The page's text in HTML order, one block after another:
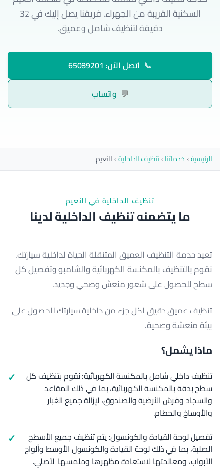
السكنية القريبة من الجهراء. فريقنا يصل إليك في 32
دقيقة لتنظيف شامل وعميق.
📞 اتصل الآن: 65089201
💬 واتساب
الرئيسية›خدماتنا›تنظيف الداخلية›النعيم
تنظيف الداخلية في النعيم
ما يتضمنه تنظيف الداخلية لدينا
تعيد خدمة التنظيف العميق المتنقلة الحياة لداخلية سيارتك.
نقوم بالتنظيف بالمكنسة الكهربائية والشامبو وتفصيل كل
سطح للحصول على شعور منعش وصحي وجديد.
تنظيف عميق دقيق لكل جزء من داخلية سيارتك للحصول على
بيئة منعشة وصحية.
ماذا يشمل؟
تنظيف داخلي شامل بالمكنسة الكهربائية: نقوم بتنظيف كل
سطح بدقة بالمكنسة الكهربائية، بما في ذلك المقاعد
والسجاد وفرش الأرضية والصندوق، لإزالة جميع الغبار
والأوساخ والحطام.
تفصيل لوحة القيادة والكونسول: يتم تنظيف جميع الأسطح
الصلبة، بما في ذلك لوحة القيادة والكونسول الأوسط وألواح
الأبواب، ومعالجتها لاستعادة مظهرها وملمسها الأصلي.